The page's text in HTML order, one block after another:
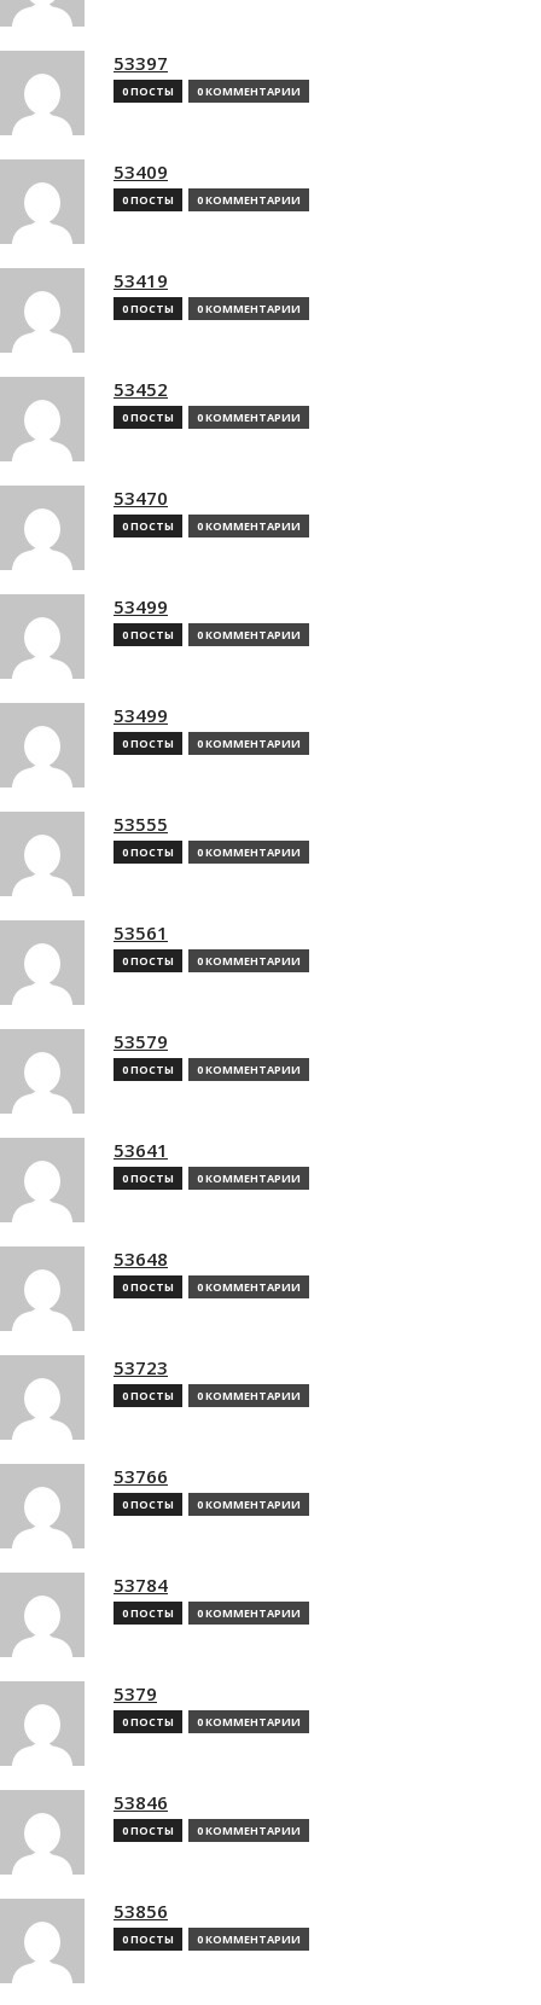
53397
0 ПОСТЫ 0 КОММЕНТАРИИ
53409
0 ПОСТЫ 0 КОММЕНТАРИИ
53419
0 ПОСТЫ 0 КОММЕНТАРИИ
53452
0 ПОСТЫ 0 КОММЕНТАРИИ
53470
0 ПОСТЫ 0 КОММЕНТАРИИ
53499
0 ПОСТЫ 0 КОММЕНТАРИИ
53499
0 ПОСТЫ 0 КОММЕНТАРИИ
53555
0 ПОСТЫ 0 КОММЕНТАРИИ
53561
0 ПОСТЫ 0 КОММЕНТАРИИ
53579
0 ПОСТЫ 0 КОММЕНТАРИИ
53641
0 ПОСТЫ 0 КОММЕНТАРИИ
53648
0 ПОСТЫ 0 КОММЕНТАРИИ
53723
0 ПОСТЫ 0 КОММЕНТАРИИ
53766
0 ПОСТЫ 0 КОММЕНТАРИИ
53784
0 ПОСТЫ 0 КОММЕНТАРИИ
5379
0 ПОСТЫ 0 КОММЕНТАРИИ
53846
0 ПОСТЫ 0 КОММЕНТАРИИ
53856
0 ПОСТЫ 0 КОММЕНТАРИИ